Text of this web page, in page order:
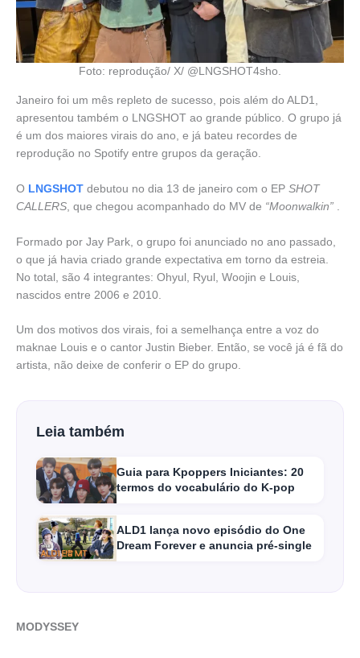
Foto: reprodução/ X/ @LNGSHOT4sho.
Janeiro foi um mês repleto de sucesso, pois além do ALD1,
apresentou também o LNGSHOT ao grande público. O grupo já
é um dos maiores virais do ano, e já bateu recordes de
reprodução no Spotify entre grupos da geração.
O LNGSHOT debutou no dia 13 de janeiro com o EP SHOT
CALLERS , que chegou acompanhado do MV de “Moonwalkin”
Formado por Jay Park, o grupo foi anunciado no ano passado,
o que já havia criado grande expectativa em torno da estreia.
No total, são 4 integrantes: Ohyul, Ryul, Woojin e Louis,
nascidos entre 2006 e 2010.
Um dos motivos dos virais, foi a semelhança entre a voz do
maknae Louis e o cantor Justin Bieber. Então, se você já é fã do
artista, não deixe de conferir o EP do grupo.
Leia também
Guia para Kpoppers Iniciantes: 20
termos do vocabulário do K-pop
ALD1 lança novo episódio do One
Dream Forever e anuncia pré-single
MODYSSEY